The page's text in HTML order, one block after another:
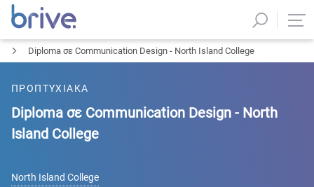
Diploma σε Communication Design - North Island College
ΠΡΟΠΤΥΧΙΑΚΑ
Diploma σε Communication Design - North
Island College
North Island College